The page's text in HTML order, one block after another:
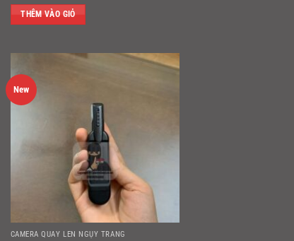
THÊM VÀO GIỎ
New
CAMERA QUAY LÉN NGỤY TRANG